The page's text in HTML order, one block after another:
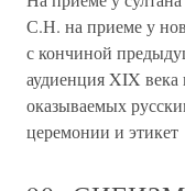
С.Н. на приеме у
с кончиной
аудиенция XIX века
оказываемых
церемонии и этикет